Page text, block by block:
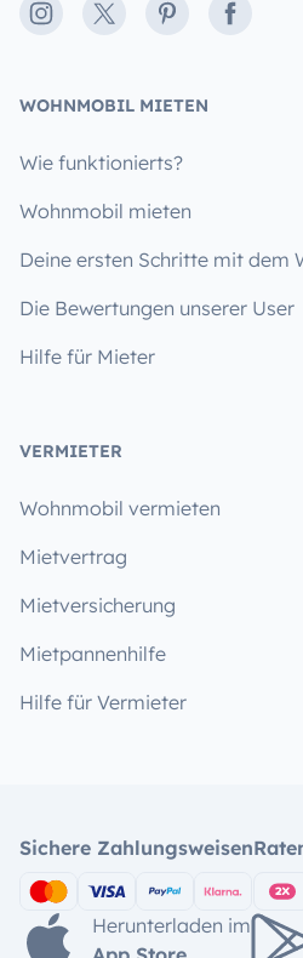
Instagram
X PinterestFacebook
WOHNMOBIL MIETEN
Wie funktionierts?
Wohnmobil mieten
Deine ersten Schritte mit dem
Die Bewertungen unserer User
Hilfe für Mieter
VERMIETER
Wohnmobil vermieten
Mietvertrag
Mietversicherung
Mietpannenhilfe
Hilfe für Vermieter
Sichere Zahlungsweisen
Herunterladen im